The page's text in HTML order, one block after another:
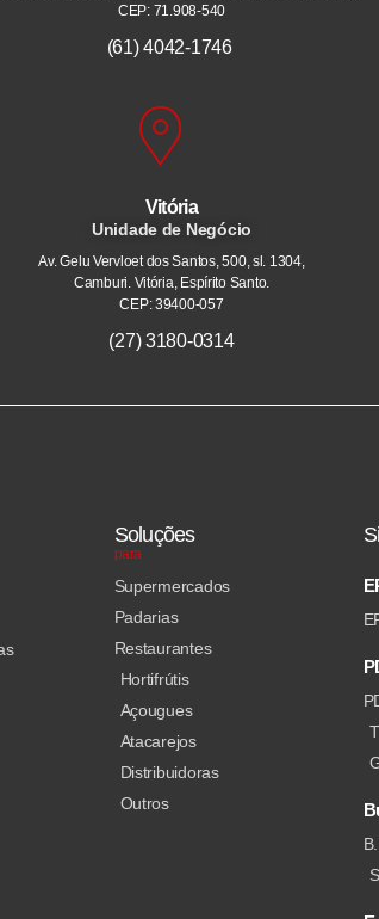
CEP: 71.908-540
(61) 4042-1746
Vitória
Unidade de Negócio
Av. Gelu Vervloet dos Santos, 500, sl. 1304,
Camburi. Vitória, Espírito Santo.
CEP: 39400-057
(27) 3180-0314
Soluções
para
Supermercados
Padarias
Restaurantes
Hortifrútis
Açougues
Atacarejos
Distribuidoras
Outros